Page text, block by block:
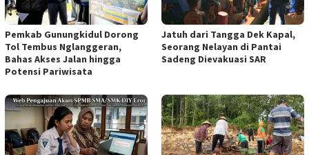
Pemkab Gunungkidul Dorong
Tol Tembus Nglanggeran,
Bahas Akses Jalan hingga
Potensi Pariwisata
Jatuh dari Tangga Dek Kapal,
Seorang Nelayan di Pantai
Sadeng Dievakuasi SAR